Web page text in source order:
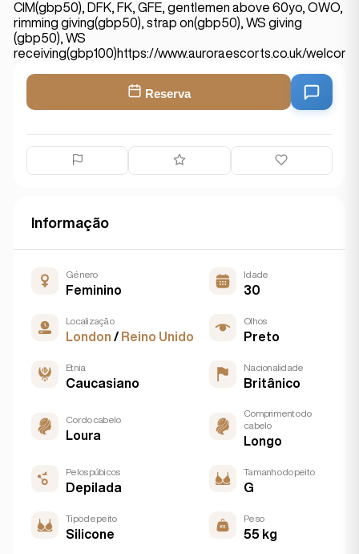
CIM(gbp50), DFK, FK, GFE, gentlemen above 60yo, OWO,
rimming giving(gbp50), strap on(gbp50), WS giving
(gbp50), WS
receiving(gbp100)https://www.auroraescorts.co.uk/
Reserva
Informação
Género
Feminino
Idade
30
Localização
London / Reino Unido
Olhos
Preto
Etnia
Caucasiano
Nacionalidade
Britânico
Cor do cabelo
Loura
Comprimento do
cabelo
Longo
Pelos púbicos
Depilada
Tamanho do peito
G
Tipo de peito
Silicone
Peso
55 kg